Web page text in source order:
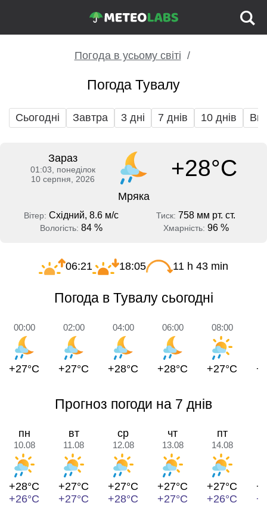
Погода в усьому світі
Погода Тувалу
Сьогодні Завтра 3 дні 7 днів 10 днів
Зараз
01:03, понеділок
10 серпня, 2026
+28°C
Мряка
Вітер: Східний, 8.6 м/с Тиск: 758 мм рт. ст.
Вологість: 84 % Хмарність: 96 %
06:21 18:05 11 h 43 min
Погода в Тувалу сьогодні
00:00
+27°C
02:00
+27°C
04:00
+28°C
06:00
+28°C
08:00
+27°C
Прогноз погоди на 7 днів
пн
10.08
+28°C
+26°C
вт
11.08
+27°C
+27°C
ср
12.08
+27°C
+28°C
чт
13.08
+27°C
+27°C
пт
14.08
+27°C
+26°C